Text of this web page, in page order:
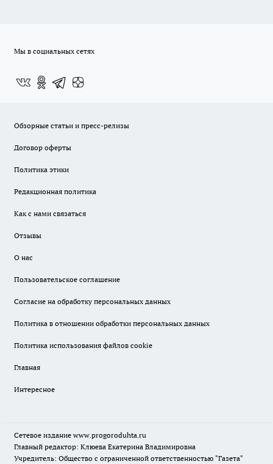
Мы в социальных сетях
Обзорные статьи и пресс-релизы
Договор оферты
Политика этики
Редакционная политика
Как с нами связаться
Отзывы
О нас
Пользовательское соглашение
Согласие на обработку персональных данных
Политика в отношении обработки персональных данных
Политика использования файлов cookie
Главная
Интересное
Сетевое издание www.progoroduhta.ru
Главный редактор: Клюева Екатерина Владимировна
Учредитель: Общество с ограниченной ответственностью "Газета"